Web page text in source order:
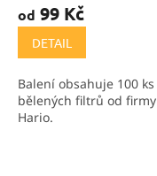
od 99 Kč
DETAIL
Balení obsahuje 100 ks
bělených filtrů od firmy
Hario.